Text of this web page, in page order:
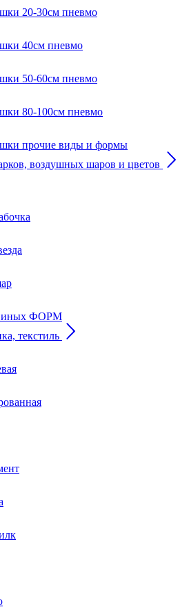
20-30см пневмо
40см пневмо
50-60см пневмо
80-100см пневмо
прочие виды и формы
воздушных шаров и цветов
иных ФОРМ
текстиль